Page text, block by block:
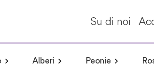
Su di noi
primaverile
Arbusti a fioritura invernale
arborescensHydrangea
Alberi Plumeria Frangipane
PeoniePeonia